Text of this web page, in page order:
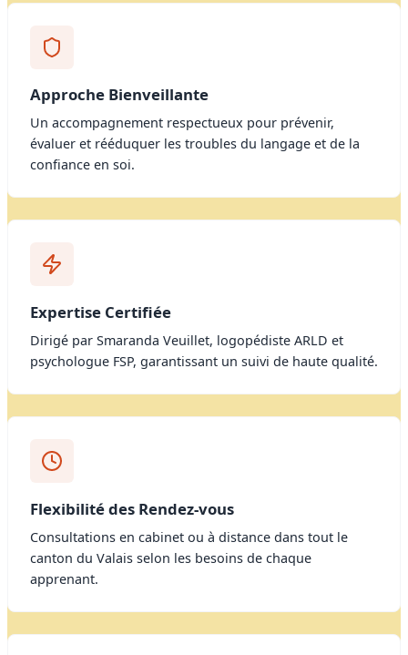
Approche Bienveillante
Un accompagnement respectueux pour prévenir,
évaluer et rééduquer les troubles du langage et de la
confiance en soi.
Expertise Certifiée
Dirigé par Smaranda Veuillet, logopédiste ARLD et
psychologue FSP, garantissant un suivi de haute qualité.
Flexibilité des Rendez-vous
Consultations en cabinet ou à distance dans tout le
canton du Valais selon les besoins de chaque
apprenant.